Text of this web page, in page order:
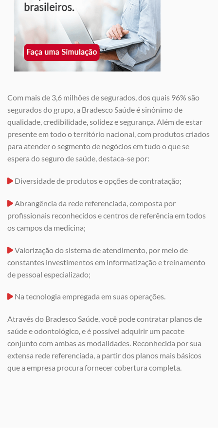
Com mais de 3,6 milhões de segurados, dos quais 96% são
segurados do grupo, a Bradesco Saúde é sinônimo de
qualidade, credibilidade, solidez e segurança. Além de estar
presente em todo o território nacional, com produtos criados
para atender o segmento de negócios em tudo o que se
espera do seguro de saúde, destaca-se por:
Diversidade de produtos e opções de contratação;
Abrangência da rede referenciada, composta por
profissionais reconhecidos e centros de referência em todos
os campos da medicina;
Valorização do sistema de atendimento, por meio de
constantes investimentos em informatização e treinamento
de pessoal especializado;
Na tecnologia empregada em suas operações.
Através do Bradesco Saúde, você pode contratar planos de
saúde e odontológico, e é possível adquirir um pacote
conjunto com ambas as modalidades. Reconhecida por sua
extensa rede referenciada, a partir dos planos mais básicos
que a empresa procura fornecer cobertura completa.